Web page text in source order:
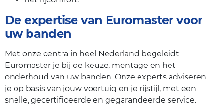
De expertise van Euromaster voor
uw banden
Met onze centra in heel Nederland begeleidt
Euromaster je bij de keuze, montage en het
onderhoud van uw banden. Onze experts adviseren
je op basis van jouw voertuig en je rijstijl, met een
snelle, gecertificeerde en gegarandeerde service.